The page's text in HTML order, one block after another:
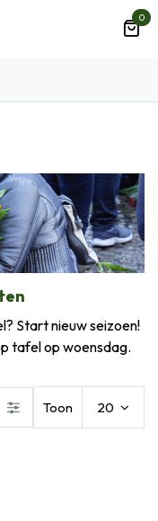
0
Start nieuw seizoen!
tafel op woensdag.
Toon 20